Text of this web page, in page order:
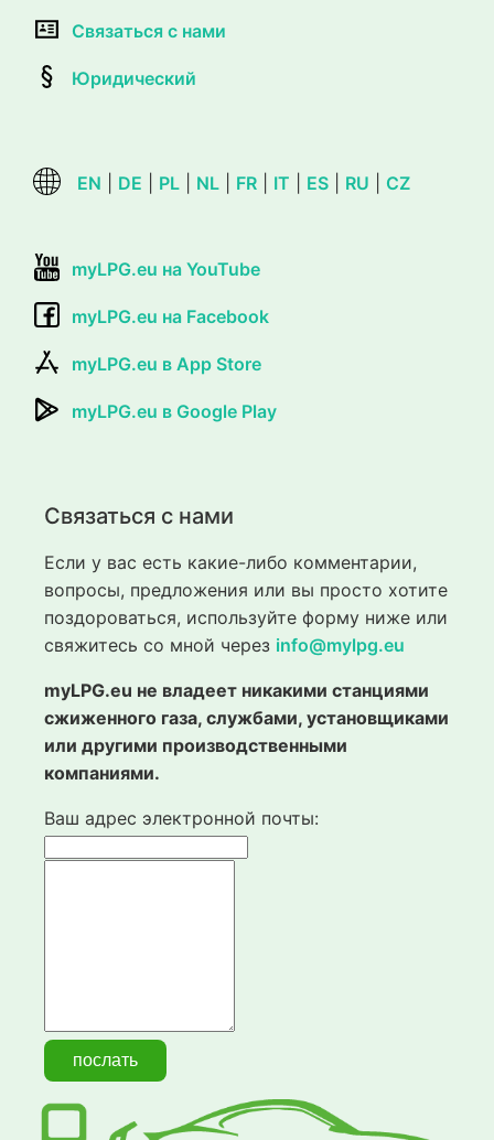
Связаться с нами
Юридический
EN DE PL NL FR IT ES RU CZ
myLPG.eu на YouTube
myLPG.eu на Facebook
myLPG.eu в App Store
myLPG.eu в Google Play
Связаться с нами
Если у вас есть какие-либо комментарии,
вопросы, предложения или вы просто хотите
поздороваться, используйте форму ниже или
свяжитесь со мной через info@mylpg.eu
myLPG.eu не владеет никакими станциями
сжиженного газа, службами, установщиками
или другими производственными
компаниями.
Ваш адрес электронной почты: